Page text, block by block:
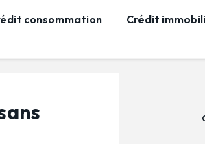
consommation Crédit